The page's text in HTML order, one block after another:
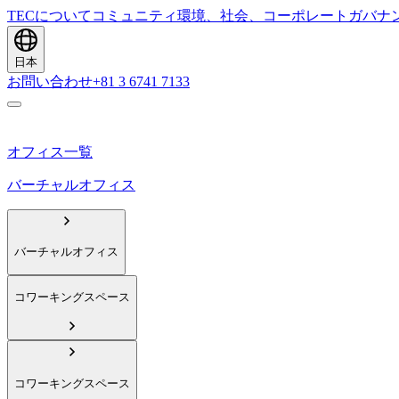
TECについて コミュニティ環境、社会、コーポレートガバナ
日本
お問い合わせ+81 3 6741 7133
オフィス一覧
バーチャルオフィス
バーチャルオフィス
コワーキングスペース
コワーキングスペース